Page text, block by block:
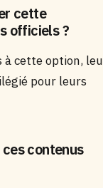
cette
officiels ?
à cette option,
pour leurs
contenus